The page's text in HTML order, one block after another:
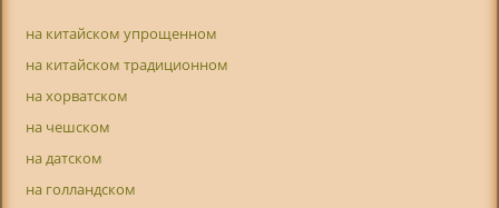
на китайском упрощенном
на китайском традиционном
на хорватском
на чешском
на датском
на голландском